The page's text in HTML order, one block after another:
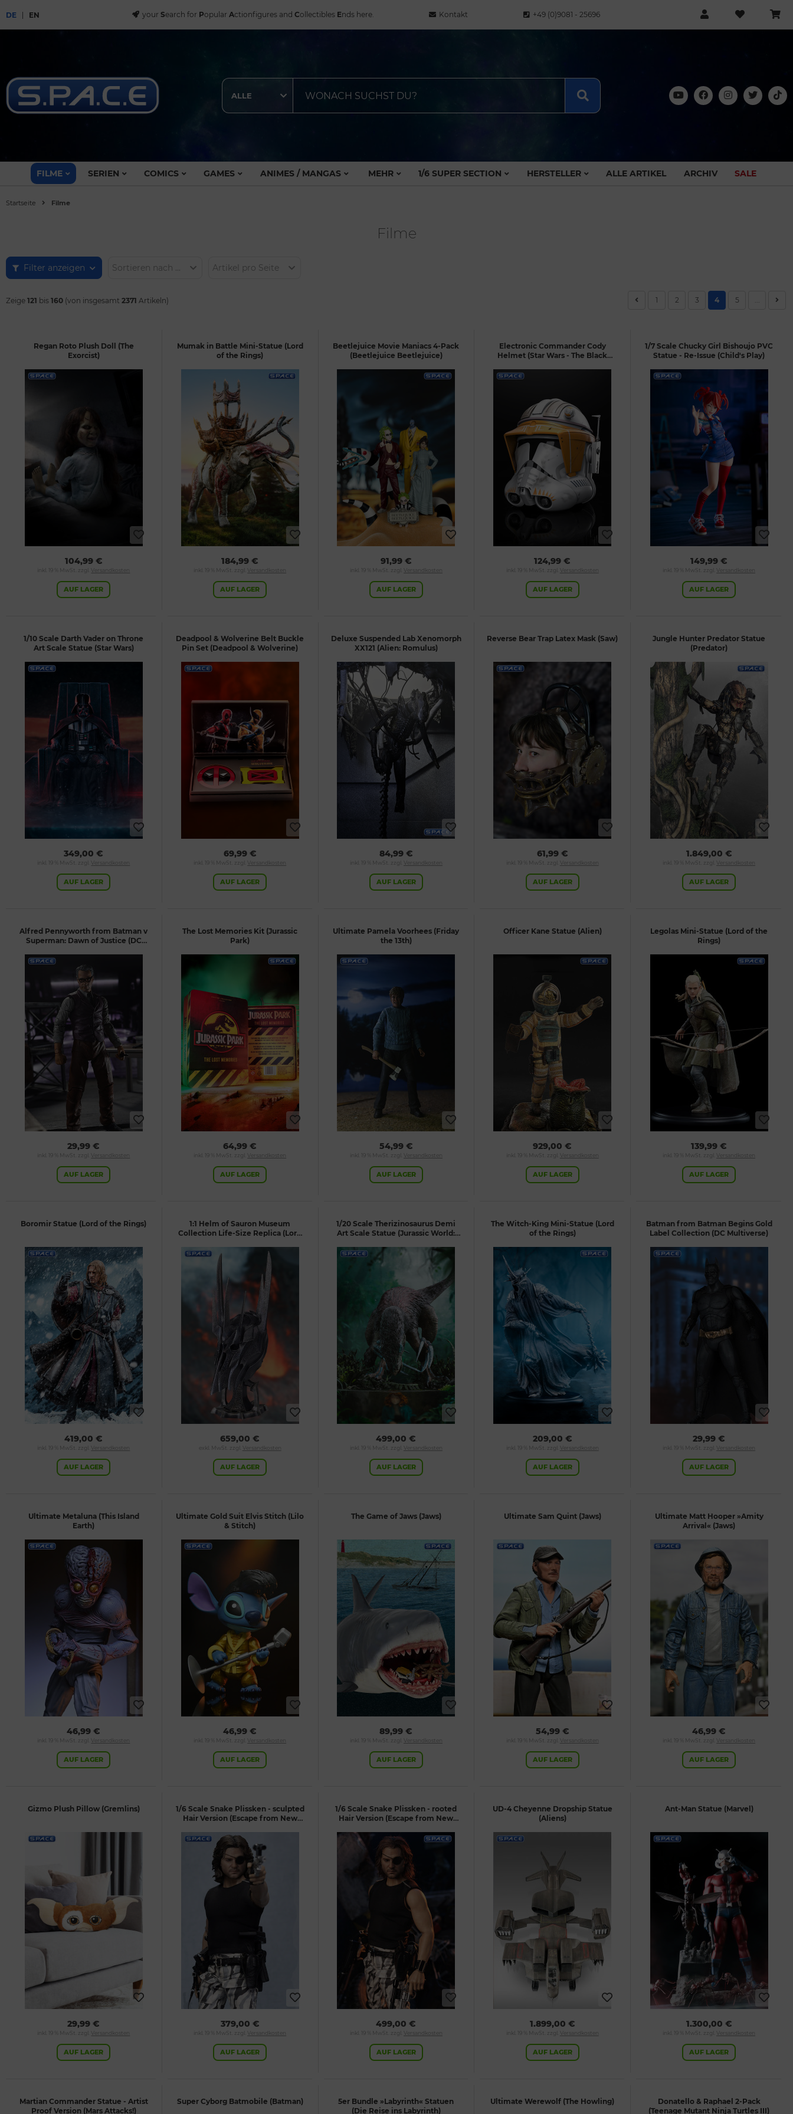
DE EN your Search for Popular Actionfigures and Collectibles Ends here. Kontakt +49 (0)9081 - 25696
ALLE
FILME SERIEN COMICS GAMES ANIMES / MANGAS MEHR 1/6 SUPER SECTION HERSTELLER ALLE ARTIKEL ARCHIV SALE
Startseite Filme
Filme
Filter anzeigen Sortieren nach ... Artikel pro Seite
Zeige 121 bis 160 (von insgesamt 2371 Artikeln) 1 2 3 4 5 ...
Regan Roto Plush Doll (The
Exorcist)
104,99 €
inkl. 19 % MwSt. zzgl. Versandkosten
AUF LAGER
Mumak in Battle Mini-Statue (Lord
of the Rings)
184,99 €
inkl. 19 % MwSt. zzgl. Versandkosten
AUF LAGER
Beetlejuice Movie Maniacs 4-Pack
(Beetlejuice Beetlejuice)
91,99 €
inkl. 19 % MwSt. zzgl. Versandkosten
AUF LAGER
Electronic Commander Cody
Helmet (Star Wars - The Black
124,99 €
inkl. 19 % MwSt. zzgl. Versandkosten
AUF LAGER
1/7 Scale Chucky Girl Bishoujo PVC
Statue - Re-Issue (Child's Play)
149,99 €
inkl. 19 % MwSt. zzgl. Versandkosten
AUF LAGER
1/10 Scale Darth Vader on Throne
Art Scale Statue (Star Wars)
349,00 €
inkl. 19 % MwSt. zzgl. Versandkosten
AUF LAGER
Deadpool & Wolverine Belt Buckle
Pin Set (Deadpool & Wolverine)
69,99 €
inkl. 19 % MwSt. zzgl. Versandkosten
AUF LAGER
Deluxe Suspended Lab Xenomorph
XX121 (Alien: Romulus)
84,99 €
inkl. 19 % MwSt. zzgl. Versandkosten
AUF LAGER
Reverse Bear Trap Latex Mask (Saw)
61,99 €
inkl. 19 % MwSt. zzgl. Versandkosten
AUF LAGER
Jungle Hunter Predator Statue
(Predator)
1.849,00 €
inkl. 19 % MwSt. zzgl. Versandkosten
AUF LAGER
Alfred Pennyworth from Batman v
Superman: Dawn of Justice (DC
29,99 €
inkl. 19 % MwSt. zzgl. Versandkosten
AUF LAGER
The Lost Memories Kit (Jurassic
Park)
64,99 €
inkl. 19 % MwSt. zzgl. Versandkosten
AUF LAGER
Ultimate Pamela Voorhees (Friday
the 13th)
54,99 €
inkl. 19 % MwSt. zzgl. Versandkosten
AUF LAGER
Officer Kane Statue (Alien)
929,00 €
inkl. 19 % MwSt. zzgl. Versandkosten
AUF LAGER
Legolas Mini-Statue (Lord of the
Rings)
139,99 €
inkl. 19 % MwSt. zzgl. Versandkosten
AUF LAGER
Boromir Statue (Lord of the Rings)
419,00 €
inkl. 19 % MwSt. zzgl. Versandkosten
AUF LAGER
1:1 Helm of Sauron Museum
Collection Life-Size Replica (Lord
659,00 €
exkl. MwSt. zzgl. Versandkosten
AUF LAGER
1/20 Scale Therizinosaurus Demi
Art Scale Statue (Jurassic World:
499,00 €
inkl. 19 % MwSt. zzgl. Versandkosten
AUF LAGER
The Witch-King Mini-Statue (Lord
of the Rings)
209,00 €
inkl. 19 % MwSt. zzgl. Versandkosten
AUF LAGER
Batman from Batman Begins Gold
Label Collection (DC Multiverse)
29,99 €
inkl. 19 % MwSt. zzgl. Versandkosten
AUF LAGER
Ultimate Metaluna (This Island
Earth)
46,99 €
inkl. 19 % MwSt. zzgl. Versandkosten
AUF LAGER
Ultimate Gold Suit Elvis Stitch (Lilo
& Stitch)
46,99 €
inkl. 19 % MwSt. zzgl. Versandkosten
AUF LAGER
The Game of Jaws (Jaws)
89,99 €
inkl. 19 % MwSt. zzgl. Versandkosten
AUF LAGER
Ultimate Sam Quint (Jaws)
54,99 €
inkl. 19 % MwSt. zzgl. Versandkosten
AUF LAGER
Ultimate Matt Hooper »Amity
Arrival« (Jaws)
46,99 €
inkl. 19 % MwSt. zzgl. Versandkosten
AUF LAGER
Gizmo Plush Pillow (Gremlins)
29,99 €
inkl. 19 % MwSt. zzgl. Versandkosten
AUF LAGER
1/6 Scale Snake Plissken - sculpted
Hair Version (Escape from New
379,00 €
inkl. 19 % MwSt. zzgl. Versandkosten
AUF LAGER
1/6 Scale Snake Plissken - rooted
Hair Version (Escape from New
499,00 €
inkl. 19 % MwSt. zzgl. Versandkosten
AUF LAGER
UD-4 Cheyenne Dropship Statue
(Aliens)
1.899,00 €
inkl. 19 % MwSt. zzgl. Versandkosten
AUF LAGER
Ant-Man Statue (Marvel)
1.300,00 €
inkl. 19 % MwSt. zzgl. Versandkosten
AUF LAGER
Martian Commander Statue - Artist
Proof Version (Mars Attacks!)
Super Cyborg Batmobile (Batman)
5er Bundle »Labyrinth« Statuen
(Die Reise ins Labyrinth)
Ultimate Werewolf (The Howling)
Donatello & Raphael 2-Pack
(Teenage Mutant Ninja Turtles III)